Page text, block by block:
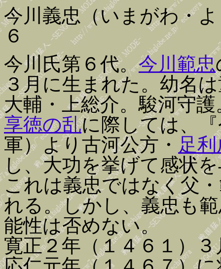
今川義忠（いまがわ・
６
今川氏第６代。今川範忠
３月に生まれた。幼名
大輔・上総介。駿河守護
享徳の乱に際しては、
軍）より古河公方・ 足
し、大功を挙げて感状
これは義忠ではなく父
れる。しかし、義忠も
能性は否めない。
寛正２年（１４６１）